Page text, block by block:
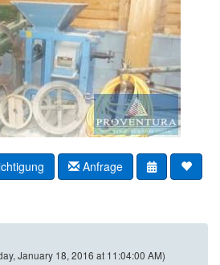
Anfrage
January 18, 2016 at 11:04:00 AM)